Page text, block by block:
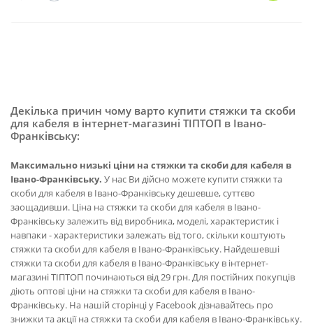
Декілька причин чому варто купити стяжки та скоби
для кабеля в інтернет-магазині ТІПТОП в Івано-
Франківську:
Максимально низькі ціни на стяжки та скоби для кабеля в
Івано-Франківську. У нас Ви дійсно можете купити стяжки та
скоби для кабеля в Івано-Франківську дешевше, суттєво
заощадивши. Ціна на стяжки та скоби для кабеля в Івано-
Франківську залежить від виробника, моделі, характеристик і
навпаки - характеристики залежать від того, скільки коштують
стяжки та скоби для кабеля в Івано-Франківську. Найдешевші
стяжки та скоби для кабеля в Івано-Франківську в інтернет-
магазині ТІПТОП починаються від 29 грн. Для постійних покупців
діють оптові ціни на стяжки та скоби для кабеля в Івано-
Франківську. На нашій сторінці у Facebook дізнавайтесь про
знижки та акції на стяжки та скоби для кабеля в Івано-Франківську.